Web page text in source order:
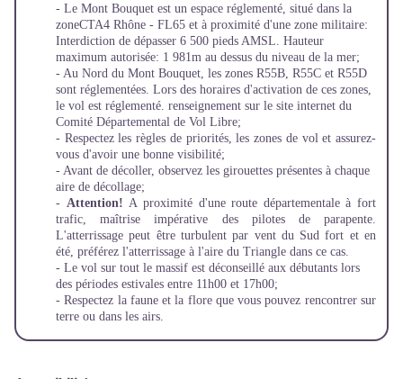
- Le Mont Bouquet est un espace réglementé, situé dans la
zoneCTA4 Rhône - FL65 et à proximité d'une zone militaire:
Interdiction de dépasser 6 500 pieds AMSL. Hauteur
maximum autorisée: 1 981m au dessus du niveau de la mer;
- Au Nord du Mont Bouquet, les zones R55B, R55C et R55D
sont réglementées. Lors des horaires d'activation de ces zones,
le vol est réglementé. renseignement sur le site internet du
Comité Départemental de Vol Libre;
- Respectez les règles de priorités, les zones de vol et assurez-
vous d'avoir une bonne visibilité;
- Avant de décoller, observez les girouettes présentes à chaque
aire de décollage;
- Attention! A proximité d'une route départementale à fort
trafic, maîtrise impérative des pilotes de parapente.
L'atterrissage peut être turbulent par vent du Sud fort et en
été, préférez l'atterrissage à l'aire du Triangle dans ce cas.
- Le vol sur tout le massif est déconseillé aux débutants lors
des périodes estivales entre 11h00 et 17h00;
- Respectez la faune et la flore que vous pouvez rencontrer sur
terre ou dans les airs.